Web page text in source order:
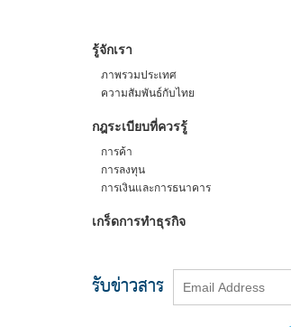
รู้จักเรา
ภาพรวมประเทศ
ความสัมพันธ์กับไทย
กฎระเบียบที่ควรรู้
การค้า
การลงทุน
การเงินและการธนาคาร
เกร็ดการทำธุรกิจ
รับข่าวสาร